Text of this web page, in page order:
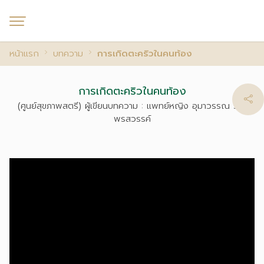
หน้าแรก บทความ การเกิดตะคริวในคนท้อง
การเกิดตะคริวในคนท้อง
(ศูนย์สุขภาพสตรี) ผู้เขียนบทความ : แพทย์หญิง อุมาวรรณ วิระ
พรสวรรค์